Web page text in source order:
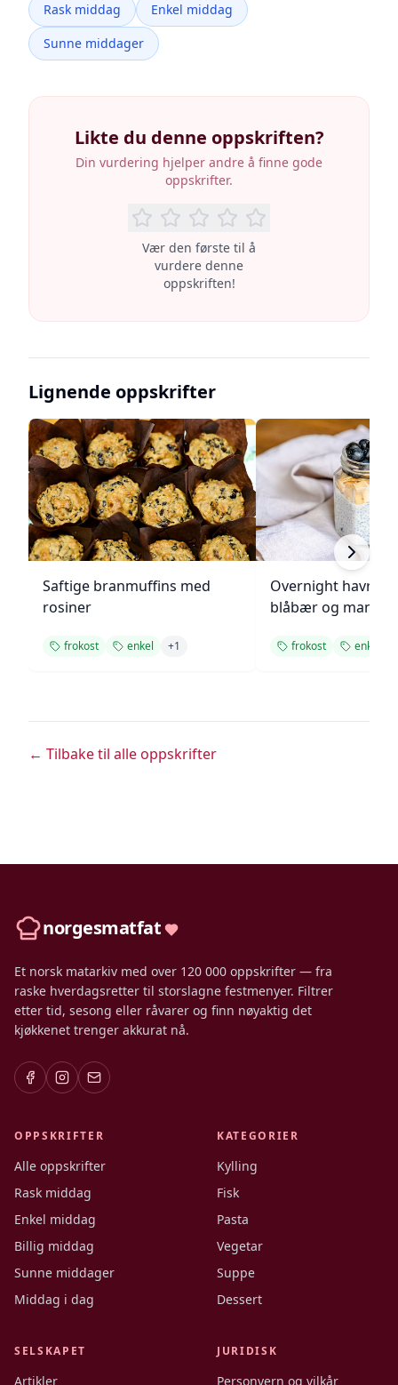
Rask middag
Enkel middag
Sunne middager
Likte du denne oppskriften?
Din vurdering hjelper andre å finne gode
oppskrifter.
Vær den første til å
vurdere denne
oppskriften!
Lignende oppskrifter
Saftige branmuffins med
rosiner
frokost enkel +1
Overnight
blåbær og
frokost enkel
← Tilbake til alle oppskrifter
norgesmatfat
Et norsk matarkiv med over 120 000 oppskrifter — fra
raske hverdagsretter til storslagne festmenyer. Filtrer
etter tid, sesong eller råvarer og finn nøyaktig det
kjøkkenet trenger akkurat nå.
OPPSKRIFTER
Alle oppskrifter
Rask middag
Enkel middag
Billig middag
Sunne middager
Middag i dag
KATEGORIER
Kylling
Fisk
Pasta
Vegetar
Suppe
Dessert
SELSKAPET
Artikler
JURIDISK
Personvern og vilkår